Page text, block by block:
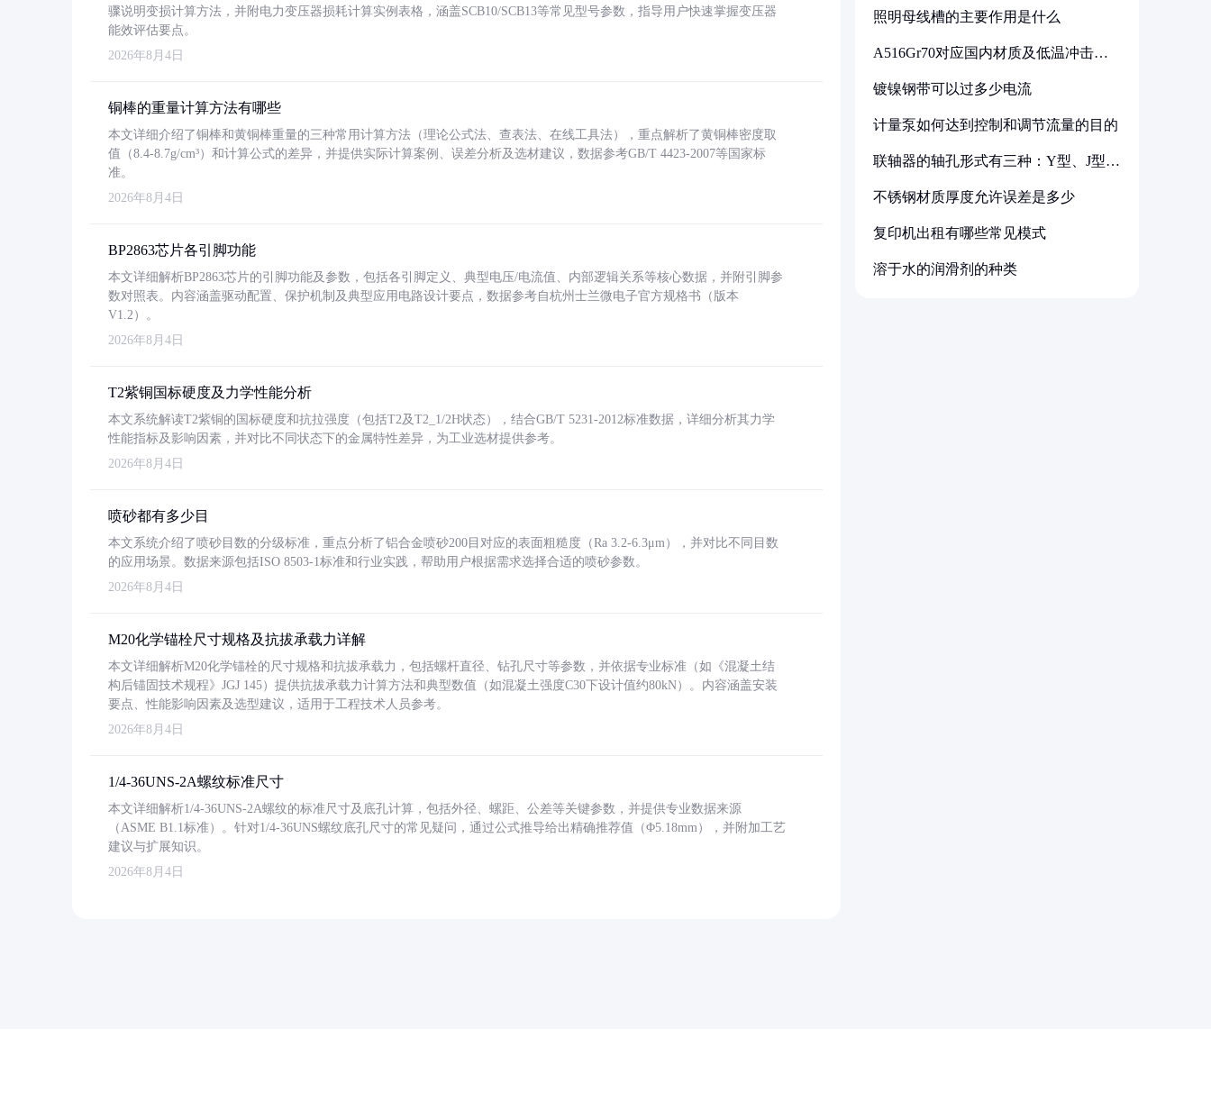
骤说明变损计算方法，并附电力变压器损耗计算实例表格，涵盖SCB10/SCB13等常见型号参数，指导用户快速掌握变压器
能效评估要点。
2026年8月4日
铜棒的重量计算方法有哪些
本文详细介绍了铜棒和黄铜棒重量的三种常用计算方法（理论公式法、查表法、在线工具法），重点解析了黄铜棒密度取
值（8.4-8.7g/cm³）和计算公式的差异，并提供实际计算案例、误差分析及选材建议，数据参考GB/T 4423-2007等国家标
准。
2026年8月4日
BP2863芯片各引脚功能
本文详细解析BP2863芯片的引脚功能及参数，包括各引脚定义、典型电压/电流值、内部逻辑关系等核心数据，并附引脚参
数对照表。内容涵盖驱动配置、保护机制及典型应用电路设计要点，数据参考自杭州士兰微电子官方规格书（版本
V1.2）。
2026年8月4日
T2紫铜国标硬度及力学性能分析
本文系统解读T2紫铜的国标硬度和抗拉强度（包括T2及T2_1/2H状态），结合GB/T 5231-2012标准数据，详细分析其力学
性能指标及影响因素，并对比不同状态下的金属特性差异，为工业选材提供参考。
2026年8月4日
喷砂都有多少目
本文系统介绍了喷砂目数的分级标准，重点分析了铝合金喷砂200目对应的表面粗糙度（Ra 3.2-6.3μm），并对比不同目数
的应用场景。数据来源包括ISO 8503-1标准和行业实践，帮助用户根据需求选择合适的喷砂参数。
2026年8月4日
M20化学锚栓尺寸规格及抗拔承载力详解
本文详细解析M20化学锚栓的尺寸规格和抗拔承载力，包括螺杆直径、钻孔尺寸等参数，并依据专业标准（如《混凝土结
构后锚固技术规程》JGJ 145）提供抗拔承载力计算方法和典型数值（如混凝土强度C30下设计值约80kN）。内容涵盖安装
要点、性能影响因素及选型建议，适用于工程技术人员参考。
2026年8月4日
1/4-36UNS-2A螺纹标准尺寸
本文详细解析1/4-36UNS-2A螺纹的标准尺寸及底孔计算，包括外径、螺距、公差等关键参数，并提供专业数据来源
（ASME B1.1标准）。针对1/4-36UNS螺纹底孔尺寸的常见疑问，通过公式推导给出精确推荐值（Φ5.18mm），并附加工艺
建议与扩展知识。
2026年8月4日
照明母线槽的主要作用是什么
A516Gr70对应国内材质及低温冲击要
镀镍钢带可以过多少电流
计量泵如何达到控制和调节流量的目的
联轴器的轴孔形式有三种：Y型、J型、
不锈钢材质厚度允许误差是多少
复印机出租有哪些常见模式
溶于水的润滑剂的种类